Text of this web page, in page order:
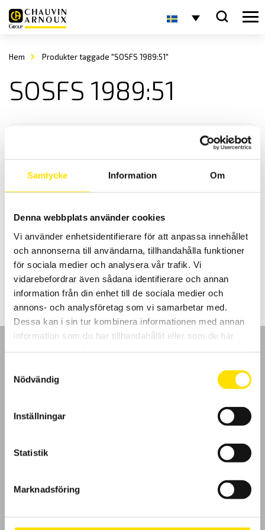
Samtycke Information Om
Denna webbplats använder cookies
Vi använder enhetsidentifierare för att anpassa innehållet
och annonserna till användarna, tillhandahålla funktioner
för sociala medier och analysera vår trafik. Vi
vidarebefordrar även sådana identifierare och annan
information från din enhet till de sociala medier och
annons- och analysföretag som vi samarbetar med.
Dessa kan i sin tur kombinera informationen med annan
information som du har tillhandahållit eller som de har
Nödvändig
Inställningar
Statistik
Marknadsföring
Hem Produkter taggade "SOSFS 1989:51"
SOSFS 1989:51
CA1510 Luftkvalitetslogger
Inomhuskvalitetslogger som mäter och spelar in tre fysiska
storheter, CO2 (koldioxid), temperatur samt relativ luftfuktighet.
5,950.00kr LÄS MER
Kundundersökning